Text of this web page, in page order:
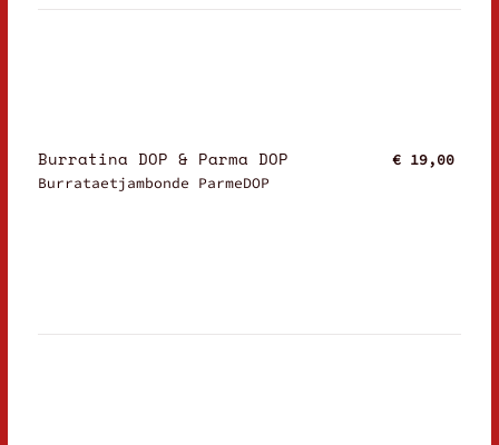
Burratina DOP & Parma DOP
Burrataetjambonde ParmeDOP
€ 19,00